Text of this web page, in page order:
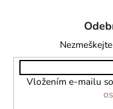
Vložením e-mailu